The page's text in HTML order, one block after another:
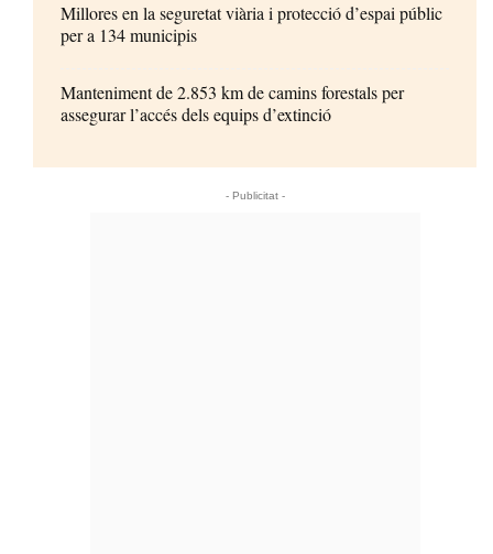
Millores en la seguretat viària i protecció d’espai públic
per a 134 municipis
Manteniment de 2.853 km de camins forestals per
assegurar l’accés dels equips d’extinció
- Publicitat -